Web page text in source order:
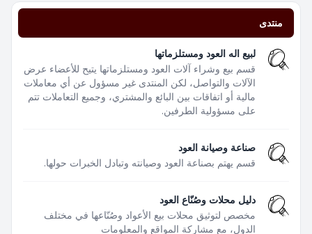
منتدى
لبيع اله العود ومستلزماتها
قسم بيع وشراء آلات العود ومستلزماتها يتيح للأعضاء عرض
الآلات والتواصل، لكن المنتدى غير مسؤول عن أي معاملات
مالية أو اتفاقات بين البائع والمشتري، وجميع التعاملات تتم
على مسؤولية الطرفين.
صناعة وصيانة العود
قسم يهتم بصناعة العود وصيانته وتبادل الخبرات حولها.
دليل محلات وصُنّاع العود
مخصص لتوثيق محلات بيع الأعواد وصُنّاعها في مختلف
الدول، مع مشاركة المواقع والمعلومات